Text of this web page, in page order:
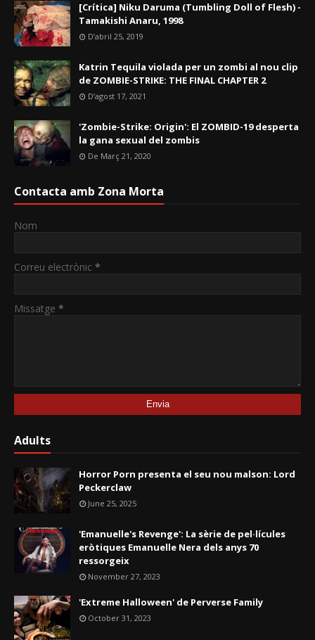
[Crítica] Niku Daruma (Tumbling Doll of Flesh) -
Tamakishi Anaru, 1998
D’abril 25, 2019
Katrin Tequila violada per un zombi al nou clip
de ZOMBIE-STRIKE: THE FINAL CHAPTER 2
D’agost 17, 2021
'Zombie-Strike: Origin': El ZOMBID-19 desperta
la gana sexual del zombis
De Març 21, 2020
Contacta amb Zona Morta
Nom
Correu electrònic *
Missatge *
Adults
Horror Porn presenta el seu nou malson: Lord
Peckerclaw
June 25, 2025
'Emanuelle's Revenge': La sèrie de pel·lícules
eròtiques Emanuelle Nera dels anys 70
ressorgeix
November 27, 2023
'Extreme Halloween' de Perverse Family
October 31, 2023